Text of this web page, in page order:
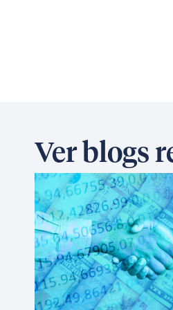
Ver blogs